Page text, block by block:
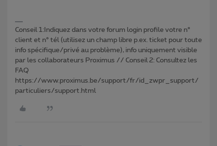
Conseil 1:Indiquez dans votre forum login profile votre n°
client et n° tél (utilisez un champ libre p.ex. ticket pour toute
info spécifique/privé au problème), info uniquement visible
par les collaborateurs Proximus // Conseil 2: Consultez les
FAQ
https://www.proximus.be/support/fr/id_zwpr_support/
particuliers/support.html